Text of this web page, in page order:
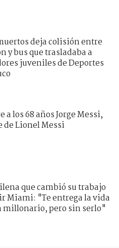
deja colisión entre
y bus que trasladaba a
juveniles de Deportes
a los 68 años Jorge Messi,
de Lionel Messi
que cambió su trabajo
Miami: "Te entrega la vida
millonario, pero sin serlo"